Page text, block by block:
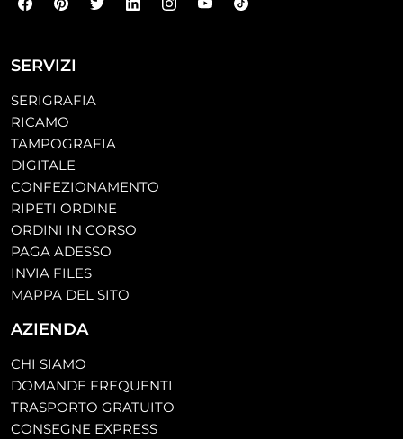
SERVIZI
SERIGRAFIA
RICAMO
TAMPOGRAFIA
DIGITALE
CONFEZIONAMENTO
RIPETI ORDINE
ORDINI IN CORSO
PAGA ADESSO
INVIA FILES
MAPPA DEL SITO
AZIENDA
CHI SIAMO
DOMANDE FREQUENTI
TRASPORTO GRATUITO
CONSEGNE EXPRESS